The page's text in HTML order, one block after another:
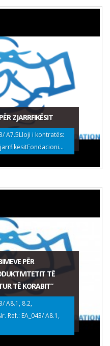
ZJARRFIKËSIT
A7.5Lloji i kontratës:
PËR
TË
TË KORABIT”
A8.1, 8.2,
Ref.: EA_043/ A8.1,